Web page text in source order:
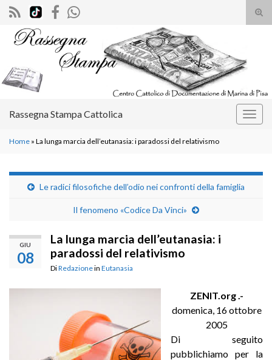
il
Search for:
Rassegna Stampa Cattolica
Home » La lunga marcia dell’eutanasia: i paradossi del relativismo
Le radici filosofiche dell’odio nei confronti della famiglia
Il fenomeno «Codice Da Vinci»
GIU
08
La lunga marcia dell’eutanasia: i
paradossi del relativismo
DiRedazionein Eutanasia
ZENIT.org .-
domenica, 16 ottobre
2005
Di seguito
pubblichiamo per la